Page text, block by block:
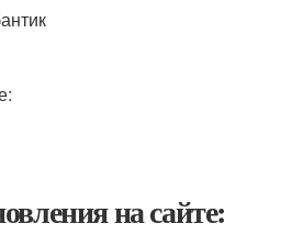
на сайте: